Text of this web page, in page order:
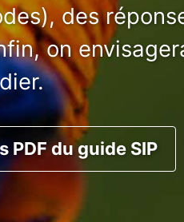
des
on
PDF du guide SIP